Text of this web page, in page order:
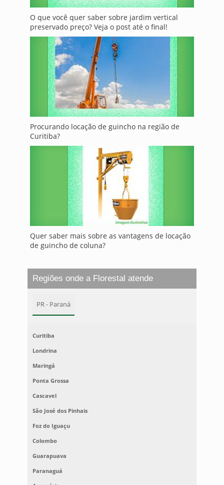
O que você quer saber sobre jardim vertical
preservado preço? Veja o post até o final!
Procurando locação de guincho na região de
Curitiba?
Quer saber mais sobre as vantagens de locação
de guincho de coluna?
Regiões onde a Florestal atende
PR - Paraná
Curitiba
Londrina
Maringá
Ponta Grossa
Cascavel
São José dos Pinhais
Foz do Iguaçu
Colombo
Guarapuava
Paranaguá